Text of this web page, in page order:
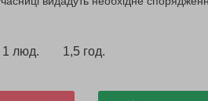
1 люд. 1,5 год.